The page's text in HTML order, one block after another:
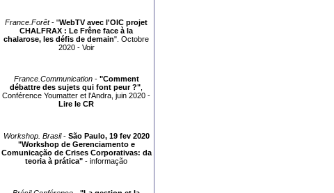
France.Forêt- "WebTV avec l'OIC projet
CHALFRAX : Le Frêne face à la
chalarose, les défis de demain". Octobre
2020 - Voir
France.Communication- "Comment
débattre des sujets qui font peur ?"
Conférence Youmatter et l'Andra, juin 2020 -
Lire le CR
Workshop. Brasil- São Paulo, 19 fev 2020
"Workshop de Gerenciamento e
Comunicação de Crises Corporativas: da
teoria à prática" - informação